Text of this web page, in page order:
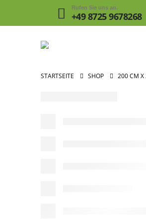
Rufen Sie uns an.
+49 8725 9678268
STARTSEITE SHOP 200 CM X